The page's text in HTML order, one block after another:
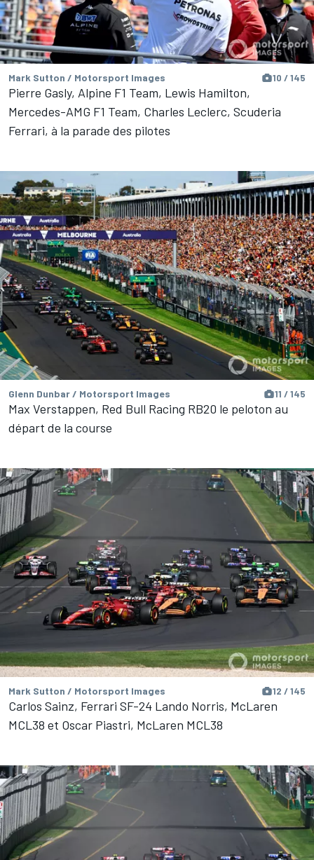
Mark Sutton / Motorsport Images 10 / 145
Pierre Gasly, Alpine F1 Team, Lewis Hamilton,
Mercedes-AMG F1 Team, Charles Leclerc, Scuderia
Ferrari, à la parade des pilotes
Glenn Dunbar / Motorsport Images 11 / 145
Max Verstappen, Red Bull Racing RB20 le peloton au
départ de la course
Mark Sutton / Motorsport Images 12 / 145
Carlos Sainz, Ferrari SF-24 Lando Norris, McLaren
MCL38 et Oscar Piastri, McLaren MCL38